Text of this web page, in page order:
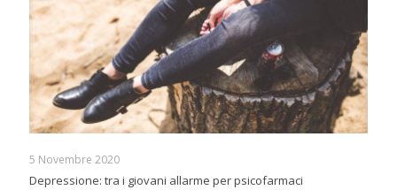
5 Novembre 2020
Depressione: tra i giovani allarme per psicofarmaci